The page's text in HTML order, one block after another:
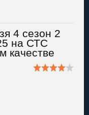
4 сезон 2
на СТС
качестве